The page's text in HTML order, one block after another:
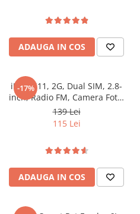
Oală sub Presiune
Grătar Grill
Storcător
Deshidratoare
Aparate de Cafea
Mașini de Spălat
ADAUGA IN COS
-17%
iHunt i11, 2G, Dual SIM, 2.8-
inch, Radio FM, Camera Foto,
1500mAh, Silver
139 Lei
115 Lei
ADAUGA IN COS